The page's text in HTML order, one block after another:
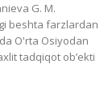
G. M.
beshta farzlardan
O'rta Osiyodan
tadqiqot obʼekti